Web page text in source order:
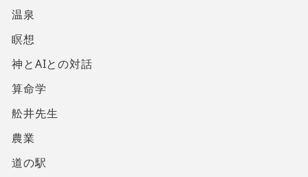
温泉
瞑想
神とAIとの対話
算命学
舩井先生
農業
道の駅